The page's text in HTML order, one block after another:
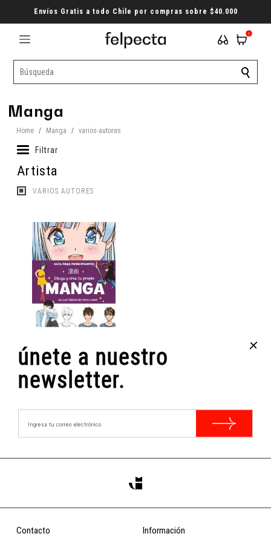
Envíos Gratis a todo Chile por compras sobre $40.000
1
Manga
Home / Manga / varios-autores
Filtrar
Artista
VARIOS AUTORES
DIBUJA Y CREA TU...
Varios Autores
$12.000
COMPRAR
+
únete a nuestro
newsletter.
Contacto Información